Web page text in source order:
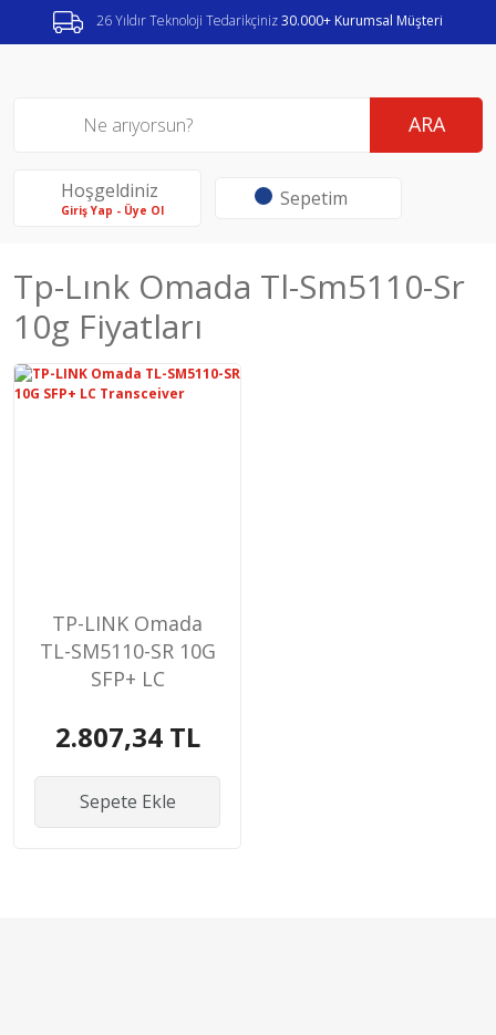
26 Yıldır Teknoloji Tedarikçiniz30.000+ Kurumsal Müşteri
ARA
Hoşgeldiniz
Giriş Yap - Üye Ol Sepetim
Tp-Lınk Omada Tl-Sm5110-Sr
10g Fiyatları
TP-LINK Omada
TL-SM5110-SR 10G
SFP+ LC
2.807,34 TL
Sepete Ekle